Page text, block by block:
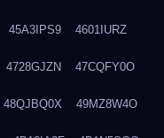
45A3IPS9 4601IURZ
4728GJZN 47CQFY0O
48QJBQ0X 49MZ8W4O